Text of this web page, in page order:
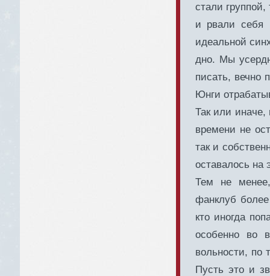
стали
и рвали
идеальной
дно. Мы
писать, вечно
Юнги
Так или
времени не
так и
оставалось на
Тем не
фанклуб
кто иногда
особенно во
вольности, по
Пусть это и